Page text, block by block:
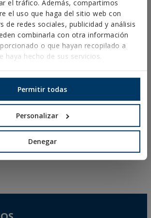
el tráfico. Además, compartimos
el uso que haga del sitio web con
de redes sociales, publicidad y análisis
combinarla con otra información
o que hayan recopilado a
haya hecho de sus servicios.
Permitir todas
Personalizar
Denegar
FICHAS DE SEGURIDAD
HOMOLOGACIONES
DOP
SOFTWARE
DOCUMENTOS CAD
RECURSOS CYPE
España